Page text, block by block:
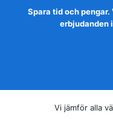
Spara tid och
erbjudanden
Vi jämför alla